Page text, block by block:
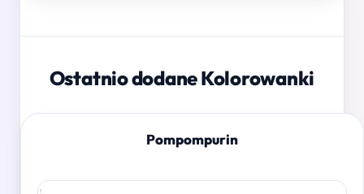
Ostatnio dodane Kolorowanki
Pompompurin